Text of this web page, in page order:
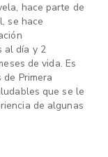
hace parte de
se hace
al día y 2
de vida. Es
Primera
que se le
de algunas